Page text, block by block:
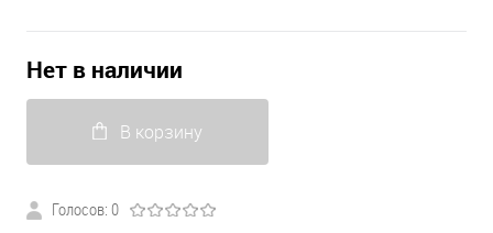
Нет в наличии
В корзину
Голосов: 0